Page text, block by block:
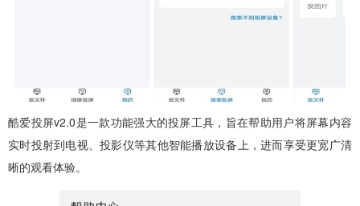
酷爱投屏v2.0是一款功能强大的投屏工具，旨在帮助用户将屏幕内容
实时投射到电视、投影仪等其他智能播放设备上，进而享受更宽广清
晰的观看体验。